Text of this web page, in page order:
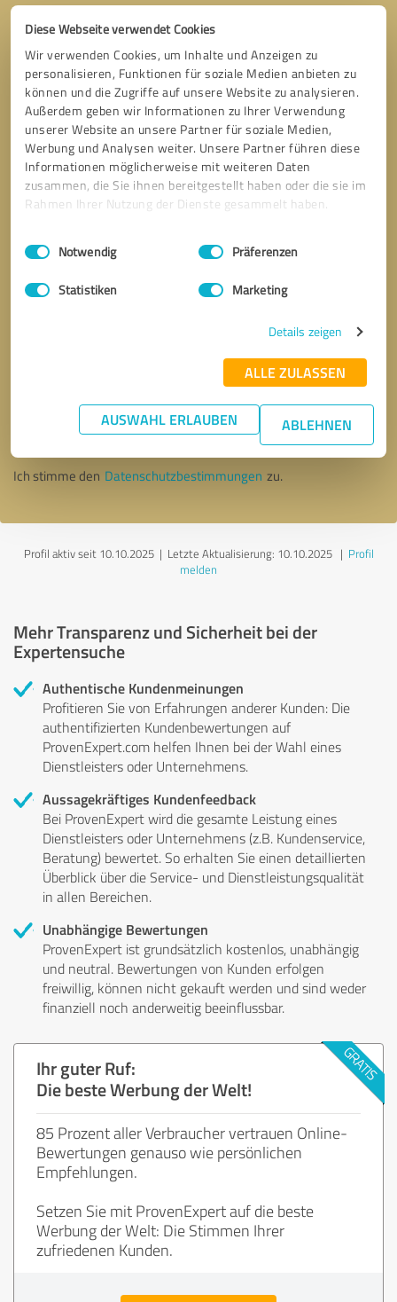
Diese Webseite verwendet Cookies
Wir verwenden Cookies, um Inhalte und Anzeigen zu
personalisieren, Funktionen für soziale Medien anbieten zu
können und die Zugriffe auf unsere Website zu analysieren.
Außerdem geben wir Informationen zu Ihrer Verwendung
unserer Website an unsere Partner für soziale Medien,
Werbung und Analysen weiter. Unsere Partner führen diese
Informationen möglicherweise mit weiteren Daten
zusammen, die Sie ihnen bereitgestellt haben oder die sie im
Rahmen Ihrer Nutzung der Dienste gesammelt haben.
Impressum Datenschutzbestimmungen
Einwilligungsauswahl
Notwendig Präferenzen
Statistiken Marketing
Details zeigen
ALLE ZULASSEN
AUSWAHL ERLAUBEN ABLEHNEN
* Erforderliche Angaben
Nachricht senden
Ich stimme den Datenschutzbestimmungen zu.
Profil aktiv seit 10.10.2025 | Letzte Aktualisierung: 10.10.2025| Profil
melden
Mehr Transparenz und Sicherheit bei der
Expertensuche
Authentische Kundenmeinungen
Profitieren Sie von Erfahrungen anderer Kunden: Die
authentifizierten Kundenbewertungen auf
ProvenExpert.com helfen Ihnen bei der Wahl eines
Dienstleisters oder Unternehmens.
Aussagekräftiges Kundenfeedback
Bei ProvenExpert wird die gesamte Leistung eines
Dienstleisters oder Unternehmens (z.B. Kundenservice,
Beratung) bewertet. So erhalten Sie einen detaillierten
Überblick über die Service- und Dienstleistungsqualität
in allen Bereichen.
Unabhängige Bewertungen
ProvenExpert ist grundsätzlich kostenlos, unabhängig
und neutral. Bewertungen von Kunden erfolgen
freiwillig, können nicht gekauft werden und sind weder
finanziell noch anderweitig beeinflussbar.
Ihr guter Ruf:
Die beste Werbung der Welt!
85 Prozent aller Verbraucher vertrauen Online-
Bewertungen genauso wie persönlichen
Empfehlungen.
Setzen Sie mit ProvenExpert auf die beste
Werbung der Welt: Die Stimmen Ihrer
zufriedenen Kunden.